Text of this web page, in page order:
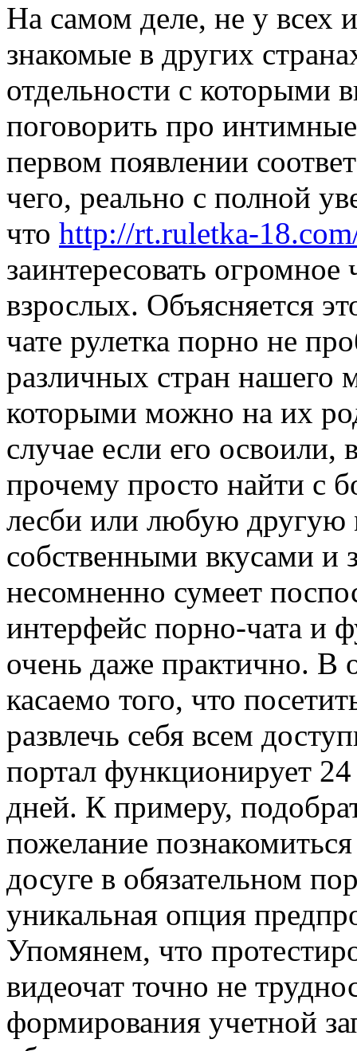
На самом деле, не у всех
знакомые в других
отдельности с которыми
поговорить про
первом появлении
чего, реально с полной
что http://rt.ruletka-
заинтересовать огромное
взрослых. Объясняется
чате рулетка порно не
различных стран нашего
которыми можно на их
случае если его освоили,
прочему просто найти с
лесби или любую другую
собственными вкусами и
несомненно сумеет
интерфейс порно-чата и
очень даже практично. В
касаемо того, что
развлечь себя всем
портал функционирует
дней. К примеру,
пожелание
досуге в обязательном
уникальная опция
Упомянем, что
видеочат точно не
формирования учетной